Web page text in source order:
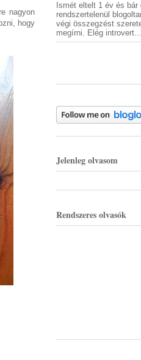
nagyon
hogy
Ismét eltelt 1 év és bár
rendszertelenül
végi összegzést
megírni. Elég introvert...
Jelenleg olvasom
Rendszeres olvasók